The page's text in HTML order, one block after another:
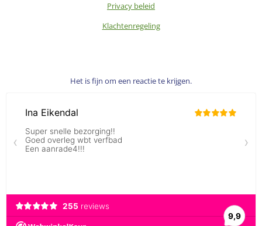
Privacy beleid
Klachtenregeling
Het is fijn om een reactie te krijgen.